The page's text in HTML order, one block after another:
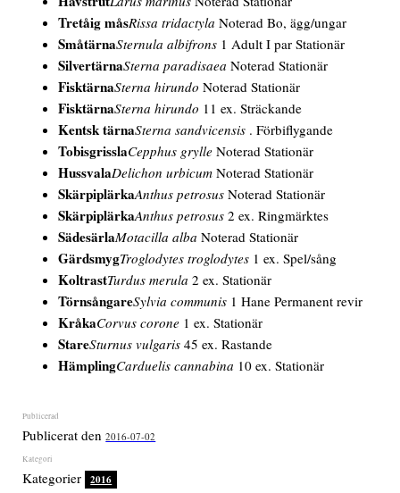
Tretåig måsRissa tridactyla Noterad Bo, ägg/ungar
SmåtärnaSternula albifrons 1 Adult I par Stationär
SilvertärnaSterna paradisaea Noterad Stationär
FisktärnaSterna hirundo Noterad Stationär
FisktärnaSterna hirundo 11 ex. Sträckande
Kentsk tärnaSterna sandvicensis . Förbiflygande
TobisgrisslaCepphus grylle Noterad Stationär
HussvalaDelichon urbicum Noterad Stationär
SkärpiplärkaAnthus petrosus Noterad Stationär
SkärpiplärkaAnthus petrosus 2 ex. Ringmärktes
SädesärlaMotacilla alba Noterad Stationär
GärdsmygTroglodytes troglodytes 1 ex. Spel/sång
KoltrastTurdus merula 2 ex. Stationär
TörnsångareSylvia communis 1 Hane Permanent revir
KråkaCorvus corone 1 ex. Stationär
StareSturnus vulgaris 45 ex. Rastande
HämplingCarduelis cannabina 10 ex. Stationär
Publicerat den2016-07-02
Kategorier 2016